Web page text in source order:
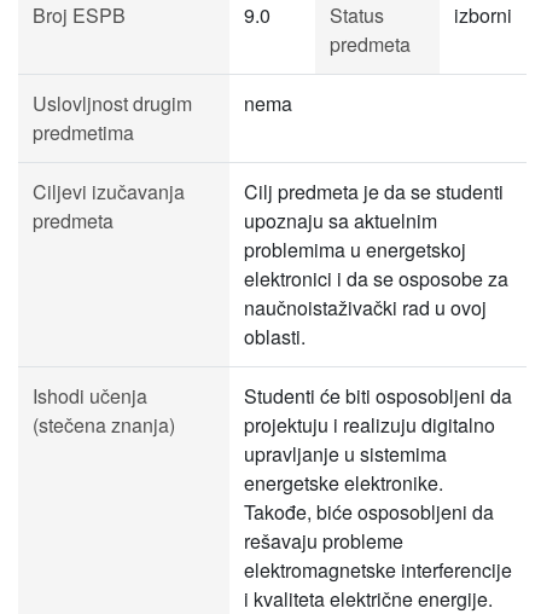
Broj ESPB 9.0
Status
predmeta
izborni
Uslovljnost drugim
predmetima
nema
Ciljevi izučavanja
predmeta
Cilj predmeta je da se studenti
upoznaju sa aktuelnim
problemima u energetskoj
elektronici i da se osposobe za
naučnoistaživački rad u ovoj
oblasti.
Ishodi učenja
(stečena znanja)
Studenti će biti osposobljeni da
projektuju i realizuju digitalno
upravljanje u sistemima
energetske elektronike.
Takođe, biće osposobljeni da
rešavaju probleme
elektromagnetske interferencije
i kvaliteta električne energije.